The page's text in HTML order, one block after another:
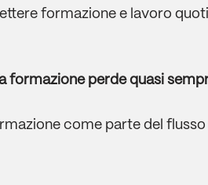
formazione e lavoro
formazione perde quasi
come parte del flusso